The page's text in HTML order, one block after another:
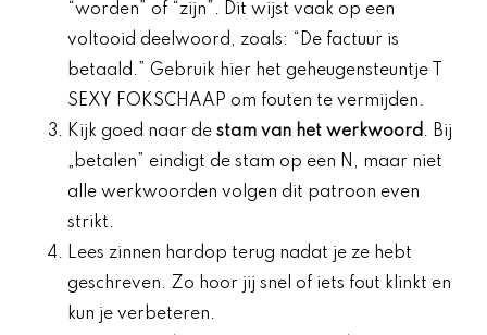
“worden” of “zijn”. Dit wijst vaak op een
voltooid deelwoord, zoals: “De factuur is
betaald.” Gebruik hier het geheugensteuntje T
SEXY FOKSCHAAP om fouten te vermijden.
Kijk goed naar de stam van het werkwoord . Bij
„betalen” eindigt de stam op een N, maar niet
alle werkwoorden volgen dit patroon even
strikt.
Lees zinnen hardop terug nadat je ze hebt
geschreven. Zo hoor jij snel of iets fout klinkt en
kun je verbeteren.